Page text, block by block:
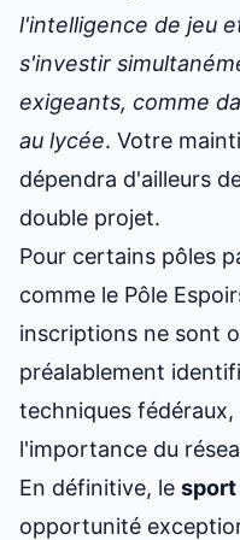
l'intelligence de jeu
s'investir
exigeants, comme
au lycée. Votre
dépendra d'ailleurs
double projet.
Pour certains pôles
comme le Pôle
inscriptions ne sont
préalablement
techniques fédéraux,
l'importance du
En définitive, le sport
opportunité